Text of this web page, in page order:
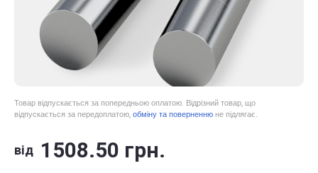
Товар відпускається за попередньою оплатою. Відрізний товар, що
відпускається за передоплатою, обміну та поверненню не підлягає.
від 1508.50 грн.